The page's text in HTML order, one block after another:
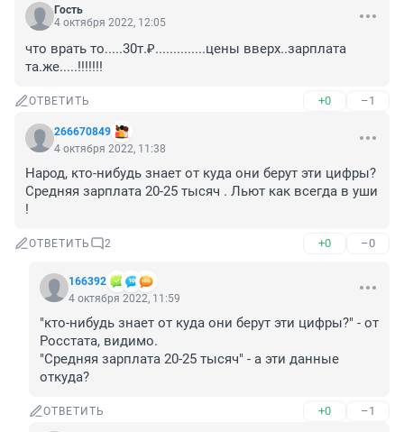
Гость
4 октября 2022, 12:05
что врать то.....30т.₽..............цены вверх..зарплата
та.же.....!!!!!!!
ОТВЕТИТЬ +0 –1
266670849
4 октября 2022, 11:38
Народ, кто-нибудь знает от куда они берут эти цифры?
Средняя зарплата 20-25 тысяч . Льют как всегда в уши
!
ОТВЕТИТЬ 2 +0 –0
166392
4 октября 2022, 11:59
"кто-нибудь знает от куда они берут эти цифры?" - от
Росстата, видимо.
"Средняя зарплата 20-25 тысяч" - а эти данные
откуда?
ОТВЕТИТЬ +0 –1